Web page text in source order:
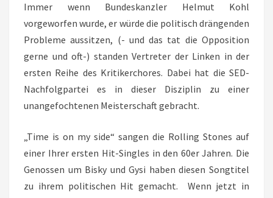
BELASTETE
HISTORIE
AUSSITZT
Immer wenn Bundeskanzler Helmut Kohl
vorgeworfen wurde, er würde die politisch drängenden
Probleme aussitzen, (- und das tat die Opposition
gerne und oft-) standen Vertreter der Linken in der
ersten Reihe des Kritikerchores. Dabei hat die SED-
Nachfolgpartei es in dieser Disziplin zu einer
unangefochtenen Meisterschaft gebracht.
„Time is on my side“ sangen die Rolling Stones auf
einer Ihrer ersten Hit-Singles in den 60er Jahren. Die
Genossen um Bisky und Gysi haben diesen Songtitel
zu ihrem politischen Hit gemacht. Wenn jetzt in